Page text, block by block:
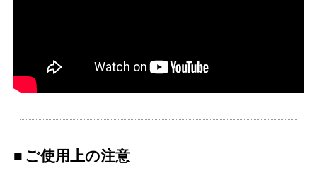
ご使用上の注意